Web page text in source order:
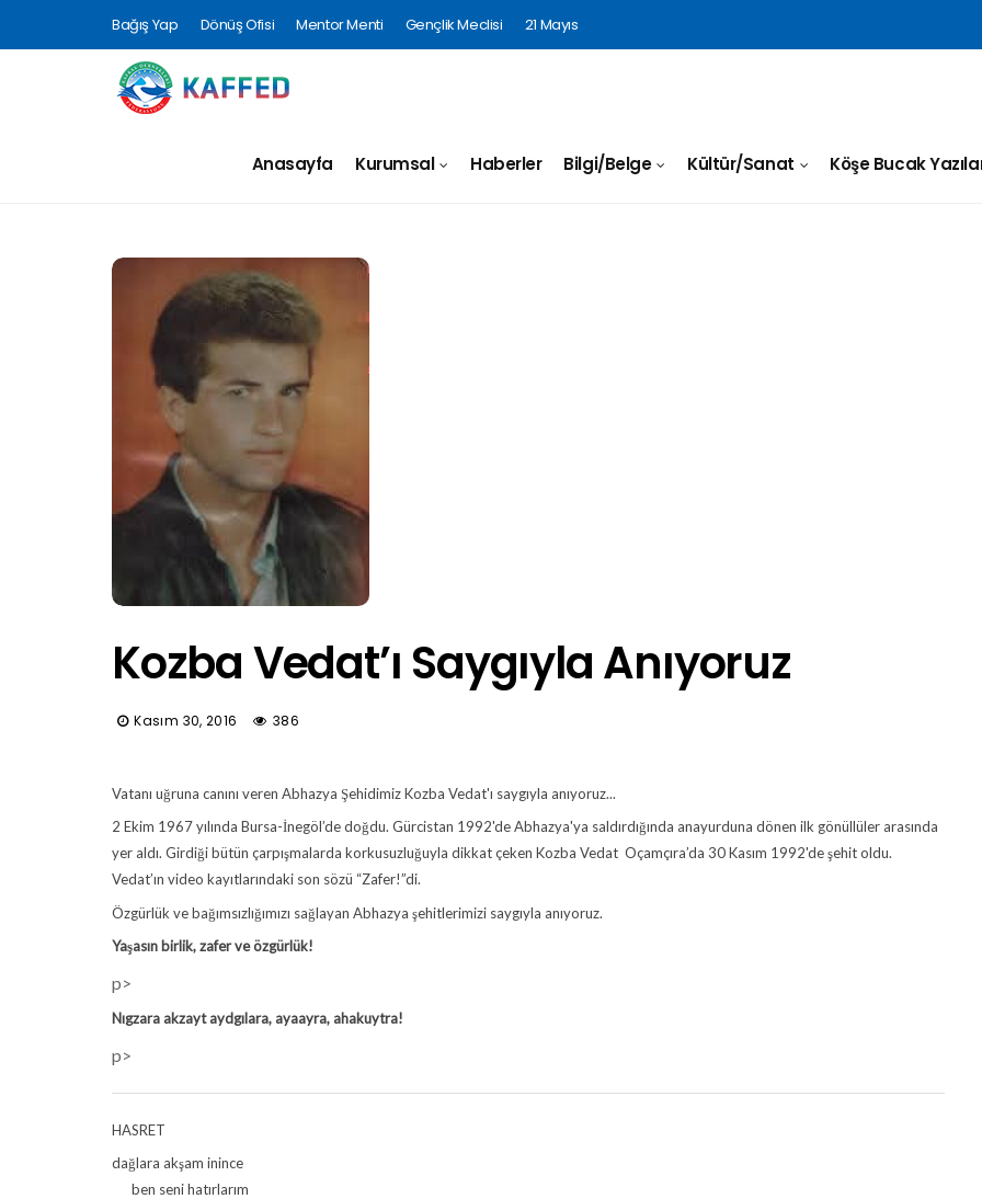
Bağış Yap Dönüş Ofisi Mentor Menti Gençlik Meclisi 21 Mayıs
Anasayfa Kurumsal Haberler Bilgi/Belge Kültür/Sanat Köşe Bucak
Kozba Vedat’ı Saygıyla Anıyoruz
Kasım 30, 2016 386
Vatanı uğruna canını veren Abhazya Şehidimiz Kozba Vedat'ı saygıyla anıyoruz...
2 Ekim 1967 yılında Bursa-İnegöl’de doğdu. Gürcistan 1992'de Abhazya'ya saldırdığında anayurduna dönen ilk gönüllüler arasında
yer aldı. Girdiği bütün çarpışmalarda korkusuzluğuyla dikkat çeken Kozba Vedat Oçamçıra’da 30 Kasım 1992'de şehit oldu.
Vedat’ın video kayıtlarındaki son sözü “Zafer!”di.
Özgürlük ve bağımsızlığımızı sağlayan Abhazya şehitlerimizi saygıyla anıyoruz.
Yaşasın birlik, zafer ve özgürlük!
p>
Nıgzara akzayt aydgılara, ayaayra, ahakuytra!
p>
HASRET
dağlara akşam inince
ben seni hatırlarım